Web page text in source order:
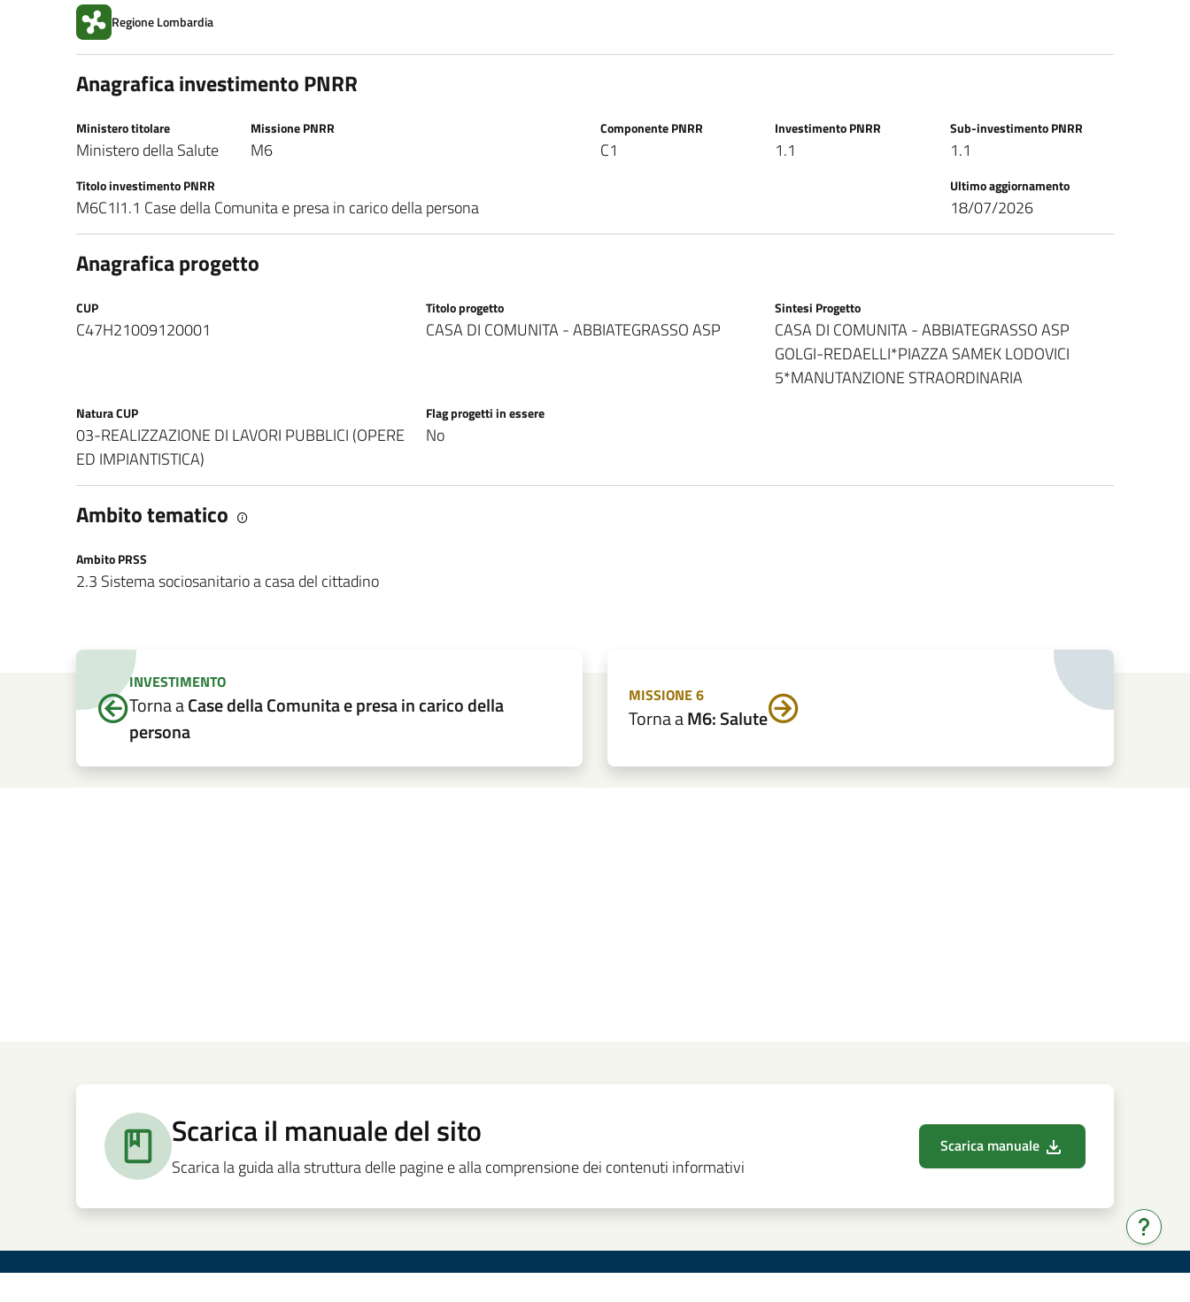
Regione Lombardia
Anagrafica investimento PNRR
Ministero titolare
Ministero della Salute
Missione PNRR
M6
Componente PNRR
C1
Investimento PNRR
1.1
Sub-investimento PNRR
1.1
Titolo investimento PNRR
M6C1I1.1 Case della Comunita e presa in carico della persona
Ultimo aggiornamento
18/07/2026
Anagrafica progetto
CUP
C47H21009120001
Titolo progetto
CASA DI COMUNITA - ABBIATEGRASSO ASP
Sintesi Progetto
CASA DI COMUNITA - ABBIATEGRASSO ASP
GOLGI-REDAELLI*PIAZZA SAMEK LODOVICI
5*MANUTANZIONE STRAORDINARIA
Natura CUP
03-REALIZZAZIONE DI LAVORI PUBBLICI (OPERE
ED IMPIANTISTICA)
Flag progetti in essere
No
Ambito tematico
Ambito PRSS
2.3 Sistema sociosanitario a casa del cittadino
INVESTIMENTO
Torna aCase della Comunita e presa in carico della
persona
MISSIONE 6
Torna aM6: Salute
Scarica il manuale del sito
Scarica la guida alla struttura delle pagine e alla comprensione dei contenuti informativi
Scarica manuale
Hai